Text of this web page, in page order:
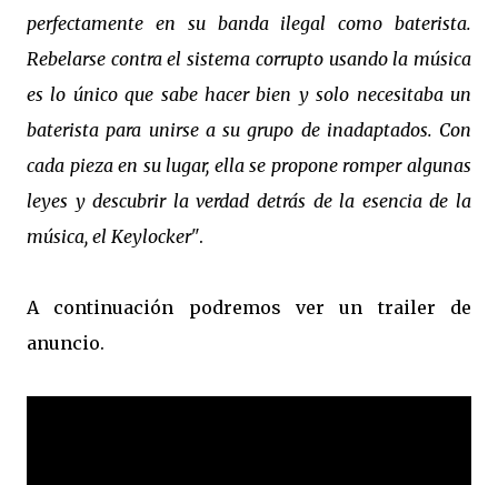
perfectamente en su banda ilegal como baterista.
Rebelarse contra el sistema corrupto usando la música
es lo único que sabe hacer bien y solo necesitaba un
baterista para unirse a su grupo de inadaptados. Con
cada pieza en su lugar, ella se propone romper algunas
leyes y descubrir la verdad detrás de la esencia de la
música, el Keylocker".
A continuación podremos ver un trailer de
anuncio.